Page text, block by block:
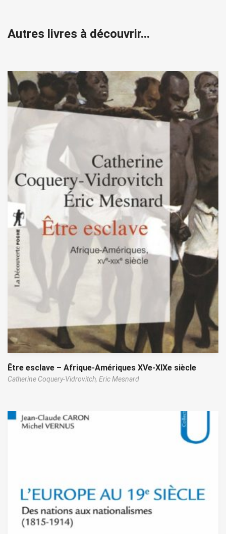
Autres livres à découvrir...
Être esclave – Afrique-Amériques XVe-XIXe siècle
Catherine Coquery-Vidrovitch, Eric Mesnard